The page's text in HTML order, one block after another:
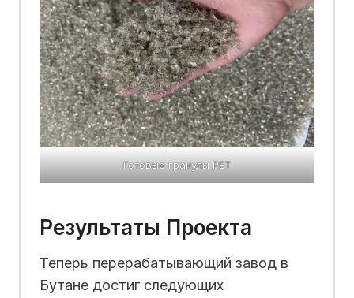
Готовые гранулы PET
Результаты Проекта
Теперь перерабатывающий завод в
Бутане достиг следующих